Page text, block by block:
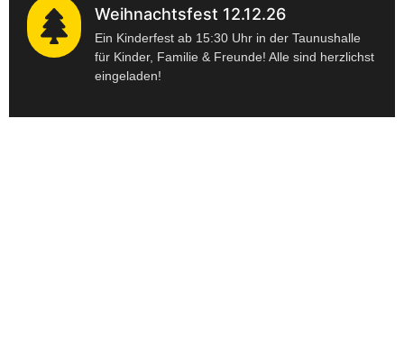
Weihnachtsfest 12.12.26
Ein Kinderfest ab 15:30 Uhr in der Taunushalle
für Kinder, Familie & Freunde! Alle sind herzlichst
eingeladen!